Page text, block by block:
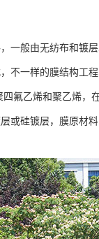
一般由无纺布和镀
不一样的膜结构工
氟乙烯和聚乙烯，
或硅镀层，膜原材